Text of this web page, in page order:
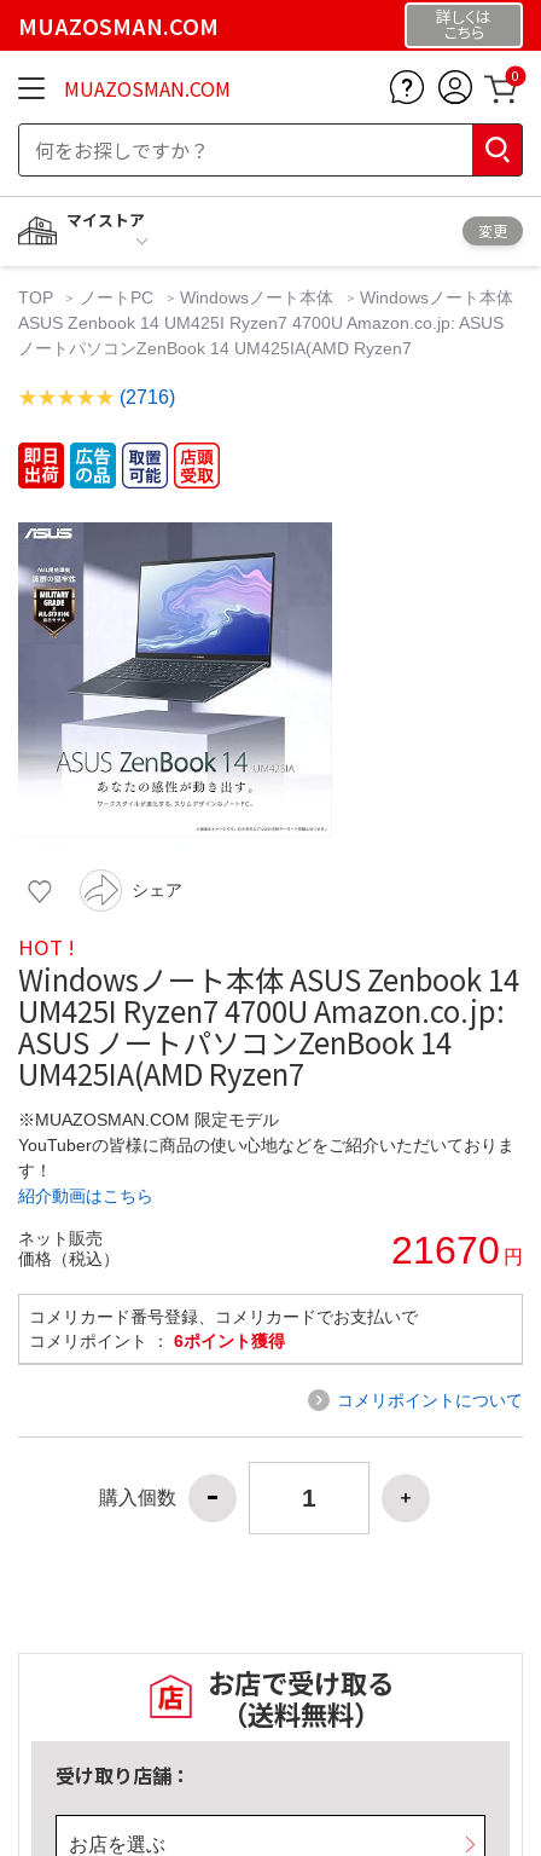
MUAZOSMAN.COM 詳しくは
こちら
MUAZOSMAN.COM 0
マイストア
変更
TOP ノートPC Windowsノート本体
Windowsノート本体
ASUS Zenbook 14 UM425I Ryzen7 4700U Amazon.co.jp: ASUS
ノートパソコンZenBook 14 UM425IA(AMD Ryzen7
(2716)
シェア
HOT !
Windowsノート本体 ASUS Zenbook 14
UM425I Ryzen7 4700U Amazon.co.jp:
ASUS ノートパソコンZenBook 14
UM425IA(AMD Ryzen7
※MUAZOSMAN.COM 限定モデル
YouTuberの皆様に商品の使い心地などをご紹介いただいておりま
す！
紹介動画はこちら
ネット販売
価格（税込）
21670 円
コメリカード番号登録、コメリカードでお支払いで
コメリポイント ： 6ポイント獲得
コメリポイントについて
購入個数
お店で受け取る
（送料無料）
受け取り店舗：
お店を選ぶ